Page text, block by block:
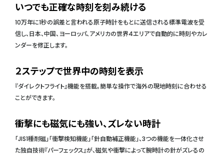
いつでも正確な時刻を刻み続ける
10万年に1秒の誤差と言われる原子時計をもとに送信される標準電波を受
信し、日本、中国、ヨーロッパ、アメリカの世界4エリアで自動的に時刻やカレ
ンダーを修正します。
２ステップで世界中の時刻を表示
『ダイレクトフライト』機能を搭載。簡単な操作で海外の現地時刻に合わせる
ことができます。
衝撃にも磁気にも強い、ズレない時計
「JIS1種耐磁」「衝撃検知機能」「針自動補正機能」、3つの機能を一体化させ
た独自技術『パーフェックス』が、磁気や衝撃によって腕時計の針がズレるの